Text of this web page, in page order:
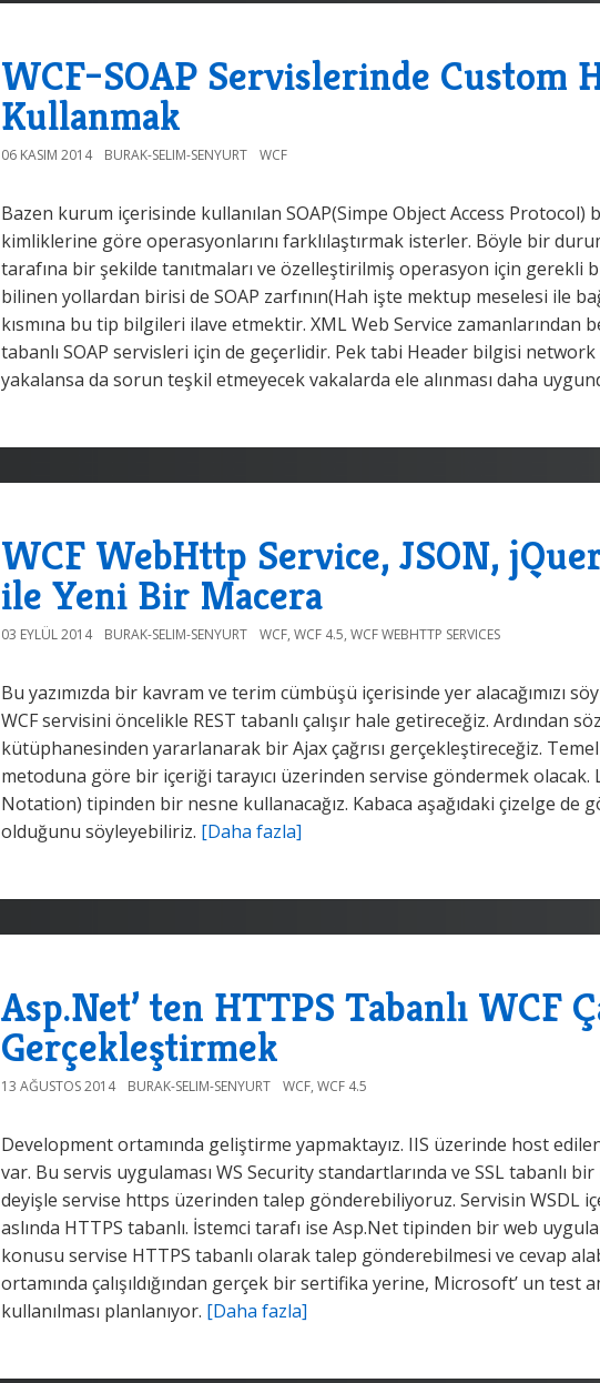
WCF–SOAP Servislerinde Custom
Kullanmak
06 KASIM 2014 BURAK-SELIM-SENYURT WCF
Bazen kurum içerisinde kullanılan SOAP(Simpe Object Access Protocol)
kimliklerine göre operasyonlarını farklılaştırmak isterler. Böyle bir
tarafına bir şekilde tanıtmaları ve özelleştirilmiş operasyon için gerekli
bilinen yollardan birisi de SOAP zarfının(Hah işte mektup meselesi ile
kısmına bu tip bilgileri ilave etmektir. XML Web Service zamanlarından
tabanlı SOAP servisleri için de geçerlidir. Pek tabi Header bilgisi
yakalansa da sorun teşkil etmeyecek vakalarda ele alınması daha
WCF WebHttp Service, JSON,
ile Yeni Bir Macera
03 EYLÜL 2014 BURAK-SELIM-SENYURT WCF, WCF 4.5, WCF WEBHTTP SERVICES
Bu yazımızda bir kavram ve terim cümbüşü içerisinde yer alacağımızı
WCF servisini öncelikle REST tabanlı çalışır hale getireceğiz. Ardından
kütüphanesinden yararlanarak bir Ajax çağrısı gerçekleştireceğiz.
metoduna göre bir içeriği tarayıcı üzerinden servise göndermek olacak.
Notation) tipinden bir nesne kullanacağız. Kabaca aşağıdaki çizelge de
olduğunu söyleyebiliriz. [Daha fazla]
Asp.Net’ ten HTTPS Tabanlı WCF
Gerçekleştirmek
13 AĞUSTOS 2014 BURAK-SELIM-SENYURT WCF, WCF 4.5
Development ortamında geliştirme yapmaktayız. IIS üzerinde host
var. Bu servis uygulaması WS Security standartlarında ve SSL tabanlı
deyişle servise https üzerinden talep gönderebiliyoruz. Servisin WSDL
aslında HTTPS tabanlı. İstemci tarafı ise Asp.Net tipinden bir web
konusu servise HTTPS tabanlı olarak talep gönderebilmesi ve cevap
ortamında çalışıldığından gerçek bir sertifika yerine, Microsoft’ un test
kullanılması planlanıyor. [Daha fazla]